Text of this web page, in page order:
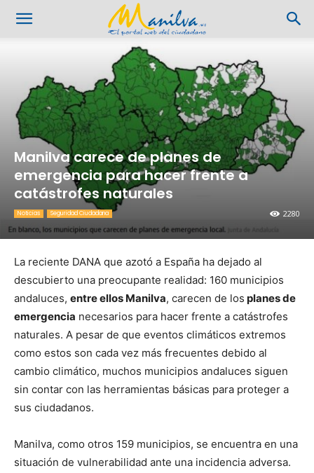
Manilva carece de planes de
emergencia para hacer frente a
catástrofes naturales
2280
Noticias Seguridad Ciudadana
La reciente DANA que azotó a España ha dejado al
descubierto una preocupante realidad: 160 municipios
andaluces, entre ellos Manilva, carecen de los planes de
emergencia necesarios para hacer frente a catástrofes
naturales. A pesar de que eventos climáticos extremos
como estos son cada vez más frecuentes debido al
cambio climático, muchos municipios andaluces siguen
sin contar con las herramientas básicas para proteger a
sus ciudadanos.
Manilva, como otros 159 municipios, se encuentra en una
situación de vulnerabilidad ante una incidencia adversa.